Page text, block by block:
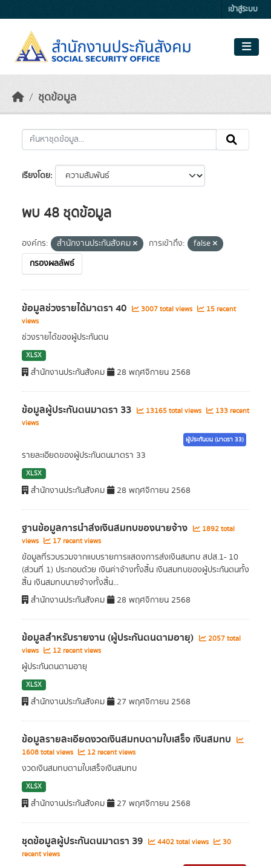
เข้าสู่ระบบ
ชุดข้อมูล
เรียงโดย
พบ 48 ชุดข้อมูล
องค์กร: สำนักงานประกันสังคม การเข้าถึง:
false
กรองผลลัพธ์
ข้อมูลช่วงรายได้มาตรา 40 3007 total views
15 recent
views
ช่วงรายได้ของผู้ประกันตน
XLSX
สำนักงานประกันสังคม 28 พฤศจิกายน 2568
ข้อมูลผู้ประกันตนมาตรา 33 13165 total views
133 recent
views
ผู้ประกันตน (มาตรา 33)
รายละเอียดของผู้ประกันตนมาตรา 33
XLSX
สำนักงานประกันสังคม 28 พฤศจิกายน 2568
ฐานข้อมูลการนำส่งเงินสมทบของนายจ้าง
1892 total
views
17 recent views
ข้อมูลที่รวบรวมจากแบบรายการแสดงการส่งเงินสมทบ สปส.1- 10
(ส่วนที่ 1) ประกอบด้วย เงินค่าจ้างทั้งสิ้น เงินสมทบของผู้ประกันตนทั้ง
สิ้น เงินสมทบนายจ้างทั้งสิ้น...
สำนักงานประกันสังคม
28 พฤศจิกายน 2568
ข้อมูลสำหรับรายงาน (ผู้ประกันตนตามอายุ)
2057 total
views
12 recent views
ผู้ประกันตนตามอายุ
XLSX
สำนักงานประกันสังคม 27 พฤศจิกายน 2568
ข้อมูลรายละเอียดงวดเงินสมทบตามใบเสร็จ เงินสมทบ
1608 total views 12 recent views
งวดเงินสมทบตามใบเสร็จเงินสมทบ
XLSX
สำนักงานประกันสังคม 27 พฤศจิกายน 2568
ชุดข้อมูลผู้ประกันตนมาตรา 39 4402 total views
30
recent views